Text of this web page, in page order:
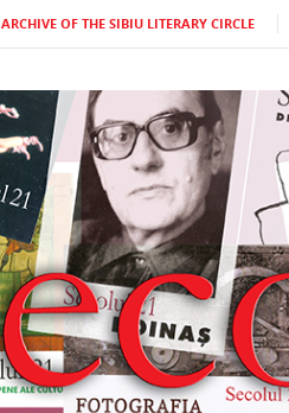
ARCHIVE OF THE SIBIU LITERARY CIRCLE